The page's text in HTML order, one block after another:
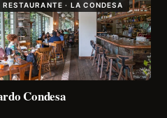
RESTAURANTE · LA CONDESA
Condesa